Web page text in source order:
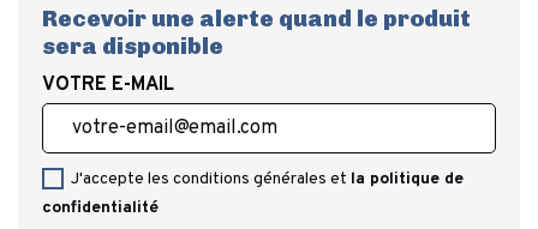
Recevoir une alerte quand le produit
sera disponible
VOTRE E-MAIL
J'accepte les conditions générales et la politique de
confidentialité